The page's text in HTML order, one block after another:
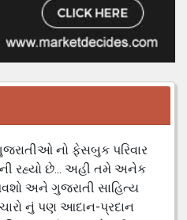
નો ફેસબુક પરિવાર
રહ્યો છે... અહી તમે અનેક
અને ગુજરાતી સાહિત્ય
નું પણ આદાન-પ્રદાન